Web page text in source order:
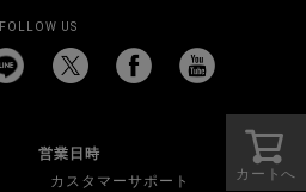
カートへ
FOLLOW US
営業日時
カスタマーサポート